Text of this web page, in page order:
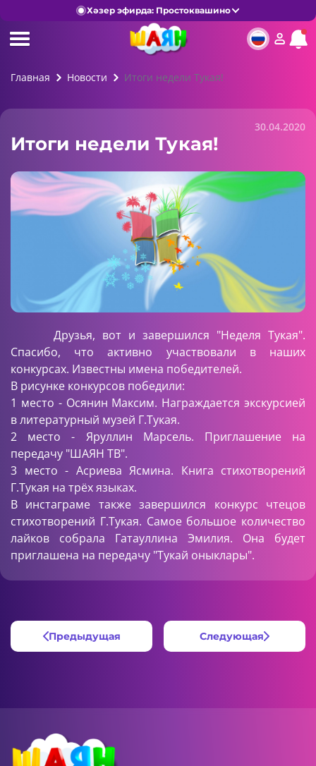
Хәзер эфирда: Простоквашино
Главная Новости Итоги недели Тукая!
30.04.2020
Итоги недели Тукая!
Друзья, вот и завершился "Неделя Тукая".
Спасибо, что активно участвовали в наших
конкурсах. Известны имена победителей.
В рисунке конкурсов победили:
1 место - Осянин Максим. Награждается экскурсией
в литературный музей Г.Тукая.
2 место - Яруллин Марсель. Приглашение на
передачу "ШАЯН ТВ".
3 место - Асриева Ясмина. Книга стихотворений
Г.Тукая на трёх языках.
В инстаграме также завершился конкурс чтецов
стихотворений Г.Тукая. Самое большое количество
лайков собрала Гатауллина Эмилия. Она будет
приглашена на передачу "Тукай оныклары".
Предыдущая Следующая